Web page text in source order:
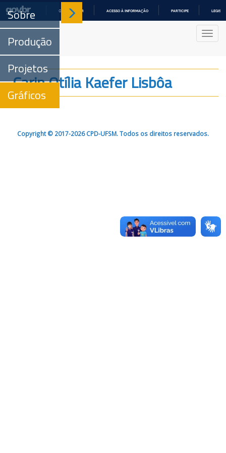
COMUNICA BR ACESSO À INFORMAÇÃO PARTICIPE
Sobre
Produção
Projetos
Gráficos
Carin Otília Kaefer Lisbôa
Copyright © 2017-2026 CPD-UFSM. Todos os direitos reservados.